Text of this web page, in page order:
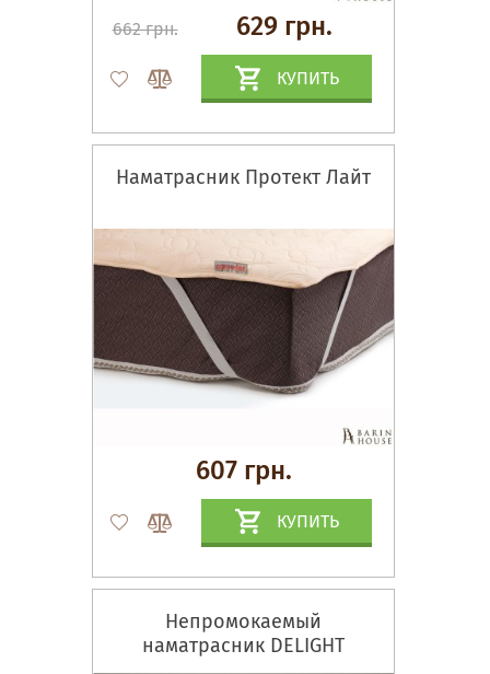
662 грн. 629 грн.
КУПИТЬ
Наматрасник Протект Лайт
607 грн.
КУПИТЬ
Непромокаемый
наматрасник DELIGHT